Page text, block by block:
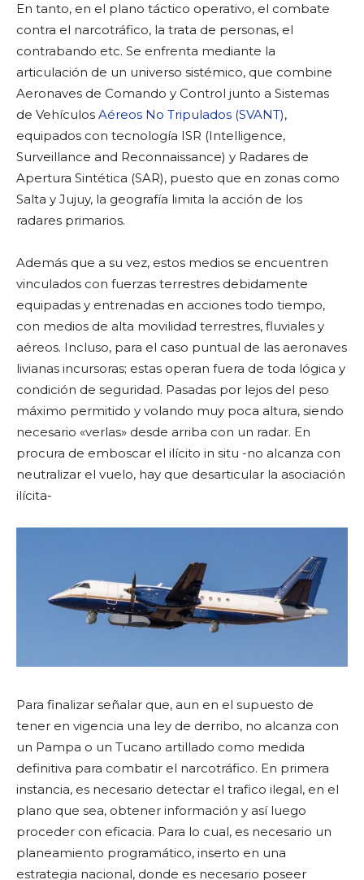
En tanto, en el plano táctico operativo, el combate
contra el narcotráfico, la trata de personas, el
contrabando etc. Se enfrenta mediante la
articulación de un universo sistémico, que combine
Aeronaves de Comando y Control junto a Sistemas
de Vehículos Aéreos No Tripulados (SVANT),
equipados con tecnología ISR (Intelligence,
Surveillance and Reconnaissance) y Radares de
Apertura Sintética (SAR), puesto que en zonas como
Salta y Jujuy, la geografía limita la acción de los
radares primarios.
Además que a su vez, estos medios se encuentren
vinculados con fuerzas terrestres debidamente
equipadas y entrenadas en acciones todo tiempo,
con medios de alta movilidad terrestres, fluviales y
aéreos. Incluso, para el caso puntual de las aeronaves
livianas incursoras; estas operan fuera de toda lógica y
condición de seguridad. Pasadas por lejos del peso
máximo permitido y volando muy poca altura, siendo
necesario «verlas» desde arriba con un radar. En
procura de emboscar el ilícito in situ -no alcanza con
neutralizar el vuelo, hay que desarticular la asociación
ilícita-
Para finalizar señalar que, aun en el supuesto de
tener en vigencia una ley de derribo, no alcanza con
un Pampa o un Tucano artillado como medida
definitiva para combatir el narcotráfico. En primera
instancia, es necesario detectar el trafico ilegal, en el
plano que sea, obtener información y así luego
proceder con eficacia. Para lo cual, es necesario un
planeamiento programático, inserto en una
estrategia nacional, donde es necesario poseer